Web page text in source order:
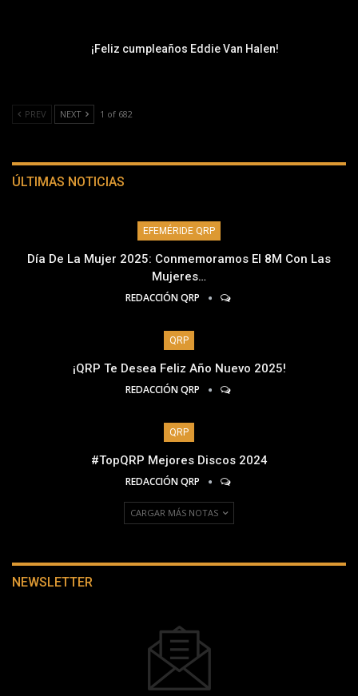
¡Feliz cumpleaños Eddie Van Halen!
PREV NEXT 1 of 682
ÚLTIMAS NOTICIAS
EFEMÉRIDE QRP
Día De La Mujer 2025: Conmemoramos El 8M Con Las
Mujeres…
REDACCIÓN QRP
QRP
¡QRP Te Desea Feliz Año Nuevo 2025!
REDACCIÓN QRP
QRP
#TopQRP Mejores Discos 2024
REDACCIÓN QRP
CARGAR MÁS NOTAS
NEWSLETTER